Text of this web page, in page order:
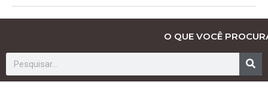
O QUE VOCÊ